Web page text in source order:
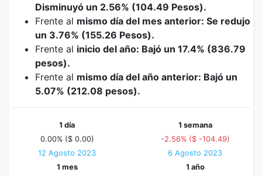
Disminuyó un 2.56% (104.49 Pesos).
Frente al mismo día del mes anterior: Se redujo
un 3.76% (155.26 Pesos).
Frente al inicio del año: Bajó un 17.4% (836.79
pesos).
Frente al mismo día del año anterior: Bajó un
5.07% (212.08 pesos).
1 día
0.00% ($ 0.00)
12 Agosto 2023
1 semana
-2.56% ($ -104.49)
6 Agosto 2023
1 mes
1 año